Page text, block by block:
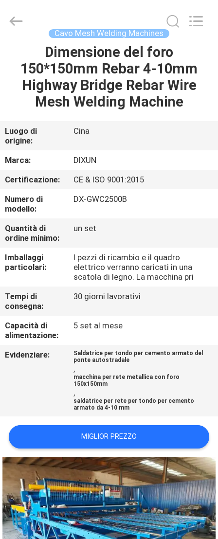
PRODOTTI
DI
VR
CIRCA
NOI
GIRO
DELLA
FABBRICA
CONTROLLO
DI
QUALITÀ
CONTATTICI
MAPPA
DEL
SITO
PRIVACY
POLICY
Mesh
Products
Cavo Mesh Welding Machines
Dimensione del foro
150*150mm Rebar 4-10mm
Highway Bridge Rebar Wire
Mesh Welding Machine
Luogo di
origine:
Cina
Marca:
DIXUN
Certificazione:
CE & ISO 9001:2015
Numero di
modello:
DX-GWC2500B
Quantità di
ordine minimo:
un set
Imballaggi
particolari:
I pezzi di ricambio e il quadro
elettrico verranno caricati in una
scatola di legno. La macchina pri
Tempi di
consegna:
30 giorni lavorativi
Capacità di
alimentazione:
5 set al mese
Evidenziare:
Saldatrice per tondo per cemento armato del
ponte autostradale
,
macchina per rete metallica con foro
150x150mm
,
saldatrice per rete per tondo per cemento
armato da 4-10 mm
MIGLIOR PREZZO